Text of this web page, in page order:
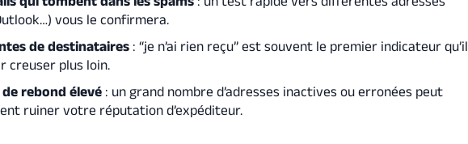
vous le confirmera.
de destinataires : “je n’ai rien reçu” est souvent le premier indicateur qu’il
creuser plus loin.
rebond élevé : un grand nombre d’adresses inactives ou erronées peut
ruiner votre réputation d’expéditeur.